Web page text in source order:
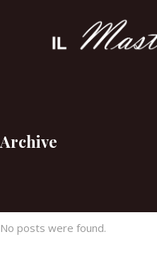
Archive
No posts were found.